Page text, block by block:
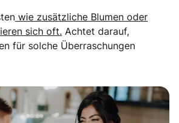
wie zusätzliche Blumen oder
sich oft. Achtet darauf,
für solche Überraschungen